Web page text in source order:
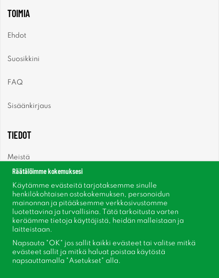
TOIMIA
Ehdot
Suosikkini
FAQ
Sisäänkirjaus
TIEDOT
Meistä
Uutiset
Uutiskirje
Tietoja evästeistä
Inspiraatiota
Räätälöimme kokemuksesi
Käytämme evästeitä tarjotaksemme sinulle
henkilökohtaisen ostokokemuksen, personoidun
mainonnan ja pitääksemme verkkosivustomme
luotettavina ja turvallisina. Tätä tarkoitusta varten
keräämme tietoja käyttäjistä, heidän malleistaan ​​ja
laitteistaan.
Napsauta "OK" jos sallit kaikki evästeet tai valitse mitkä
evästeet sallit ja mitkä haluat poistaa käytöstä
napsauttamalla "Asetukset" alla.